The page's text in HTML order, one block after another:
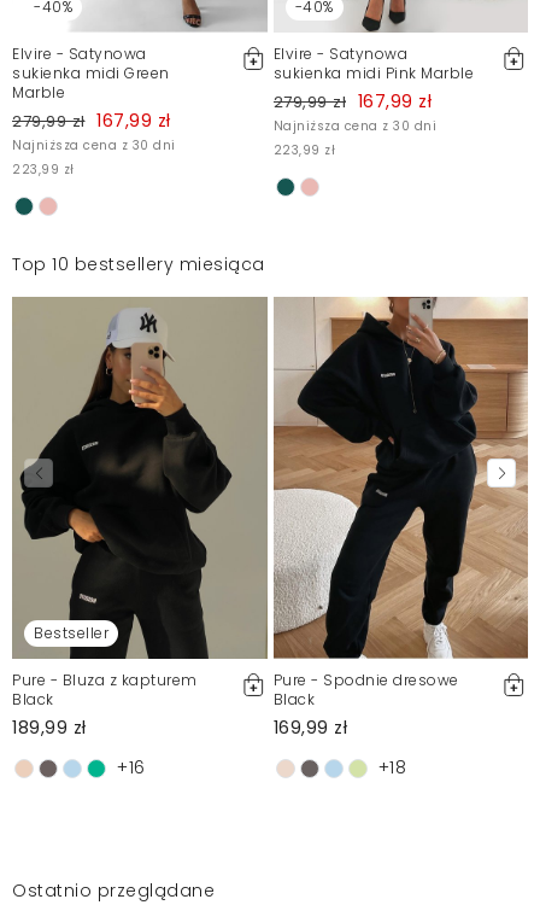
-40%
Elvire - Satynowa
sukienka midi Green
Marble
279,99 zł 167,99 zł
Najniższa cena z 30 dni
223,99 zł
-40%
Elvire - Satynowa
sukienka midi Pink Marble
279,99 zł 167,99 zł
Najniższa cena z 30 dni
223,99 zł
Top 10 bestsellery miesiąca
Bestseller
Pure - Bluza z kapturem
Black
189,99 zł
+16
Pure - Spodnie dresowe
Black
169,99 zł
+18
Ostatnio przeglądane